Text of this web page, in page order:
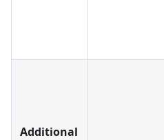
Additional